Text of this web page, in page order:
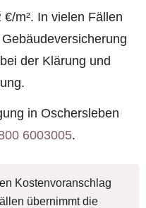
m². In vielen Fällen
der Klärung und
in Oschersleben
6003005.
Kostenvoranschlag
übernimmt die